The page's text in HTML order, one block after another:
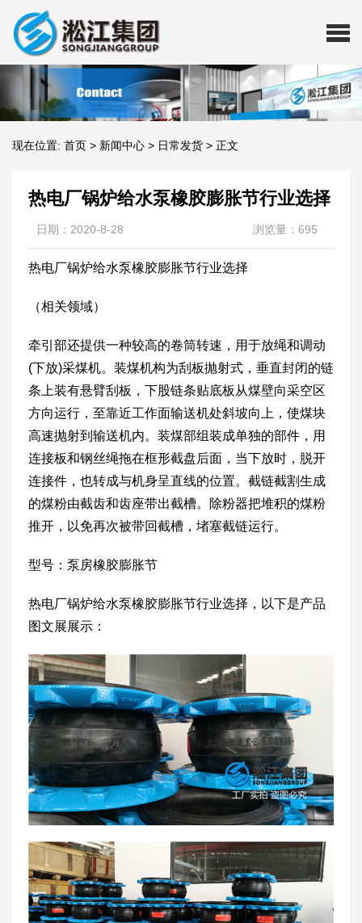
现在位置: 首页 > 新闻中心 > 日常发货 > 正文
热电厂锅炉给水泵橡胶膨胀节行业选择
日期：2020-8-28 浏览量：695
热电厂锅炉给水泵橡胶膨胀节行业选择
（相关领域）
牵引部还提供一种较高的卷筒转速，用于放绳和调动
(下放)采煤机。装煤机构为刮板抛射式，垂直封闭的链
条上装有悬臂刮板，下股链条贴底板从煤壁向采空区
方向运行，至靠近工作面输送机处斜坡向上，使煤块
高速抛射到输送机内。装煤部组装成单独的部件，用
连接板和钢丝绳拖在框形截盘后面，当下放时，脱开
连接件，也转成与机身呈直线的位置。截链截割生成
的煤粉由截齿和齿座带出截槽。除粉器把堆积的煤粉
推开，以免再次被带回截槽，堵塞截链运行。
型号：泵房橡胶膨胀节
热电厂锅炉给水泵橡胶膨胀节行业选择，以下是产品
图文展展示：